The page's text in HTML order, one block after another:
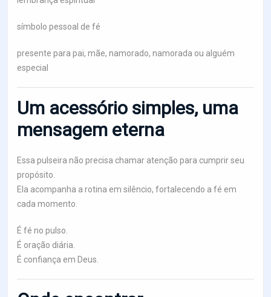
símbolo pessoal de fé
presente para pai, mãe, namorado, namorada ou alguém
especial
Um acessório simples, uma
mensagem eterna
Essa pulseira não precisa chamar atenção para cumprir seu
propósito.
Ela acompanha a rotina em silêncio, fortalecendo a fé em
cada momento.
É fé no pulso.
É oração diária.
É confiança em Deus.